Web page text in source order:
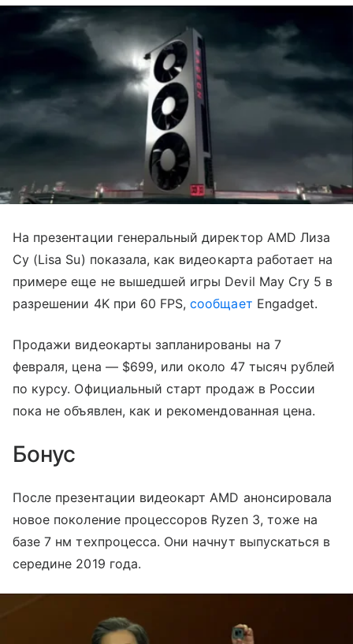
На презентации генеральный директор AMD Лиза
Су (Lisa Su) показала, как видеокарта работает на
примере еще не вышедшей игры Devil May Cry 5 в
разрешении 4K при 60 FPS,сообщает Engadget.
Продажи видеокарты запланированы на 7
февраля, цена — $699, или около 47 тысяч рублей
по курсу. Официальный старт продаж в России
пока не объявлен, как и рекомендованная цена.
Бонус
После презентации видеокарт AMD анонсировала
новое поколение процессоров Ryzen 3, тоже на
базе 7 нм техпроцесса. Они начнут выпускаться в
середине 2019 года.